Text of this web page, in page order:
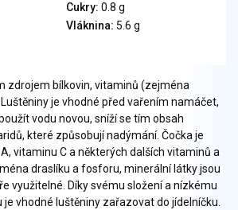
chleby, pufované výrobky
houby
sladidla
Cukry: 0.8 g
Vláknina: 5.6 g
zdrojem bílkovin, vitaminů (zejména
je vhodné před vařením namáčet,
vodu novou, sníží se tím obsah
které způsobují nadýmání. Čočka je
vitaminu C a některých dalších vitaminů a
draslíku a fosforu, minerální látky jsou
využitelné. Díky svému složení a nízkému
vhodné luštěniny zařazovat do jídelníčku.